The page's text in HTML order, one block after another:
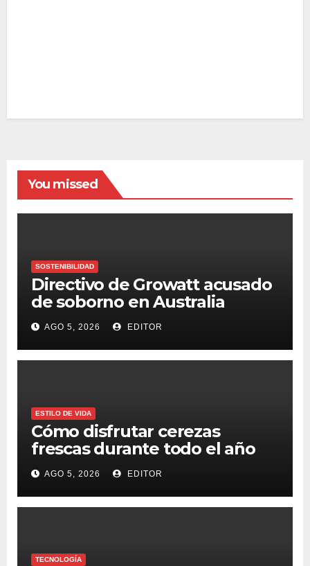
You missed
SOSTENIBILIDAD
Directivo de Growatt acusado
de soborno en Australia
AGO 5, 2026 EDITOR
ESTILO DE VIDA
Cómo disfrutar cerezas
frescas durante todo el año
AGO 5, 2026 EDITOR
TECNOLOGÍA